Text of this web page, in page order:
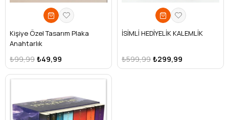
Kişiye Özel Tasarım Plaka
Anahtarlık
₺49,99
₺99,99
İSİMLİ HEDİYELİK KALEMLİK
₺299,99
₺599,99